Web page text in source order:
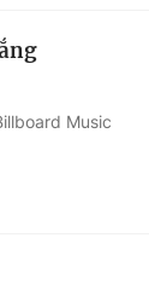
Music